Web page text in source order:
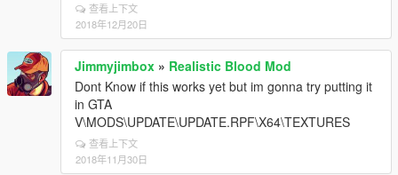
查看上下文
2018年12月20日
Jimmyjimbox » Realistic Blood Mod
Dont Know if this works yet but im gonna try putting it
in GTA
V\MODS\UPDATE\UPDATE.RPF\X64\TEXTURES
查看上下文
2018年11月30日